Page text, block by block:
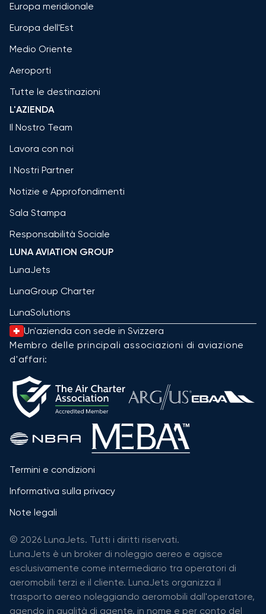
Europa meridionale
Europa dell'Est
Medio Oriente
Aeroporti
Tutte le destinazioni
L'AZIENDA
Il Nostro Team
Lavora con noi
I Nostri Partner
Notizie e Approfondimenti
Sala Stampa
Responsabilità Sociale
LUNA AVIATION GROUP
LunaJets
LunaGroup Charter
LunaSolutions
Un'azienda con sede in Svizzera
Membro delle principali associazioni di aviazione
d'affari:
Termini e condizioni
Informativa sulla privacy
Note legali
© 2026 LunaJets. Tutti i diritti riservati.
LunaJets è un broker di noleggio aereo e agisce
esclusivamente come intermediario tra operatori di
aeromobili terzi e il cliente. LunaJets organizza il
trasporto aereo noleggiando aeromobili dall'operatore,
agendo in qualità di agente, in nome e per conto del